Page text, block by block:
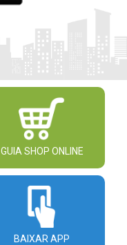
GUIA SHOP ONLINE
BAIXAR APP